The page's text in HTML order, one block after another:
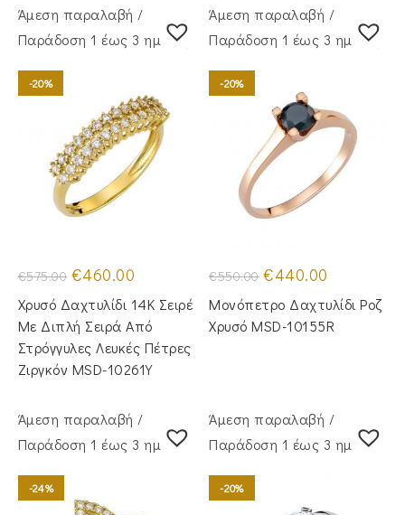
Άμεση παραλαβή /
Παράδoση 1 έως 3 ημέρες
-20%
€575.00 Original
price
€575.00.
€460.00
τιμή
είναι:
€460.00.
Χρυσό Δαχτυλίδι 14Κ Σειρέ
Με Διπλή Σειρά Από
Στρόγγυλες Λευκές Πέτρες
Ζιργκόν MSD-10261Y
Άμεση παραλαβή /
Παράδoση 1 έως 3 ημέρες
-20%
€550.00 Original
price
€550.00.
€440.00
τιμή
είναι:
€440.00.
Μονόπετρο Δαχτυλίδι Ροζ
Χρυσό MSD-10155R
Άμεση παραλαβή /
Παράδoση 1 έως 3 ημέρες
-24%
Άμεση παραλαβή /
Παράδoση 1 έως 3 ημέρες
-20%